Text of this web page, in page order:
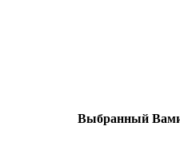
Выбранный